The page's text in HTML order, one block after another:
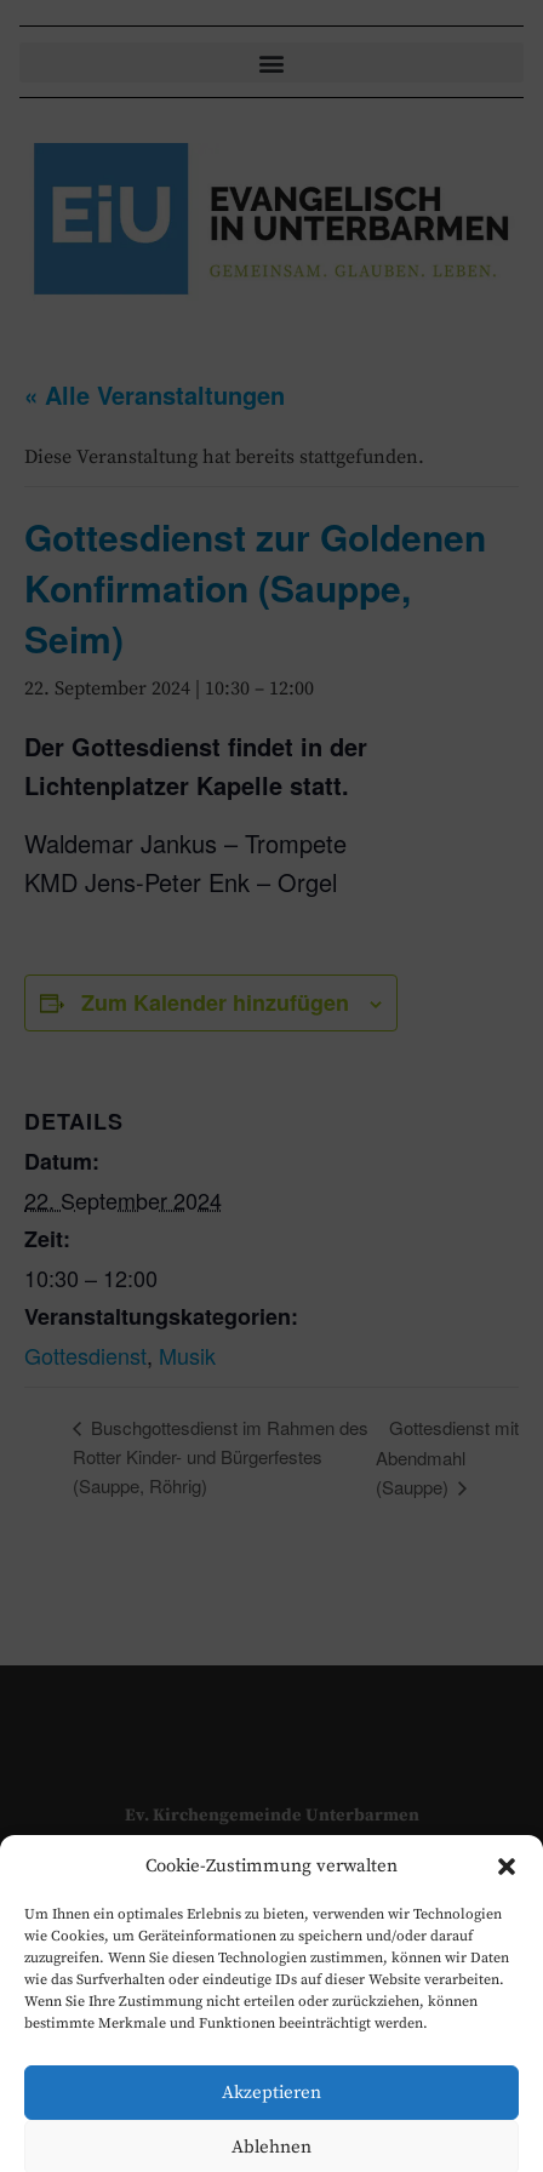
Cookie-Zustimmung verwalten
Um Ihnen ein optimales Erlebnis zu bieten, verwenden wir Technologien
wie Cookies, um Geräteinformationen zu speichern und/oder darauf
zuzugreifen. Wenn Sie diesen Technologien zustimmen, können wir Daten
wie das Surfverhalten oder eindeutige IDs auf dieser Website verarbeiten.
Wenn Sie Ihre Zustimmung nicht erteilen oder zurückziehen, können
bestimmte Merkmale und Funktionen beeinträchtigt werden.
Akzeptieren
Ablehnen
« Alle Veranstaltungen
Diese Veranstaltung hat bereits stattgefunden.
Gottesdienst zur Goldenen
Konfirmation (Sauppe,
Seim)
22. September 2024 | 10:30 – 12:00
Der Gottesdienst findet in der
Lichtenplatzer Kapelle statt.
Waldemar Jankus – Trompete
KMD Jens-Peter Enk – Orgel
Zum Kalender hinzufügen
DETAILS
Datum:
22. September 2024
Zeit:
10:30 – 12:00
Veranstaltungskategorien:
Gottesdienst, Musik
Buschgottesdienst im Rahmen des
Rotter Kinder- und Bürgerfestes
(Sauppe, Röhrig)
Gottesdienst mit
Abendmahl
(Sauppe)
Ev. Kirchengemeinde Unterbarmen
Adressen und Kontaktpersonen unserer Kirchengemeinde
www.evangelisch-in-unterbarmen.de